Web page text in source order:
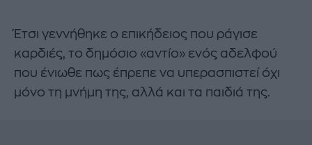
Έτσι γεννήθηκε ο επικήδειος που ράγισε
καρδιές, το δημόσιο «αντίο» ενός αδελφού
που ένιωθε πως έπρεπε να υπερασπιστεί όχι
μόνο τη μνήμη της, αλλά και τα παιδιά της.